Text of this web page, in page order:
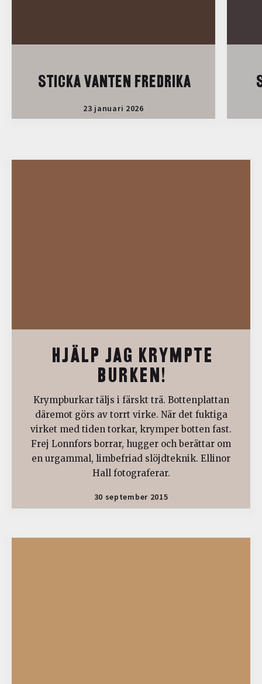
STICKA VANTEN FREDRIKA
23 januari 2026
HJÄLP JAG KRYMPTE
BURKEN!
Krympburkar täljs i färskt trä. Bottenplattan
däremot görs av torrt virke. När det fuktiga
virket med tiden torkar, krymper botten fast.
Frej Lonnfors borrar, hugger och berättar om
en urgammal, limbefriad slöjdteknik. Ellinor
Hall fotograferar.
30 september 2015